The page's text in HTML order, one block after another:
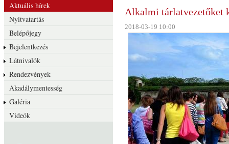
Alkalmi tárlatvezetőket
2018-03-19 10:00
Aktuális hírek
Nyitvatartás
Belépőjegy
Bejelentkezés
Látnivalók
Rendezvények
Akadálymentesség
Galéria
Videók